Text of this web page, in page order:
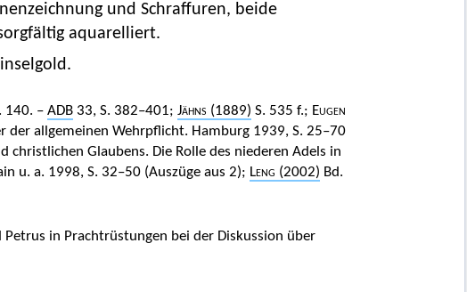
und Schraffuren, beide
aquarelliert.
140. – ADB33, S. 382–401; Jähns (1889) S. 535 f.; Eugen
der allgemeinen Wehrpflicht. Hamburg 1939, S. 25–70
christlichen Glaubens. Die Rolle des niederen Adels in
u. a. 1998, S. 32–50 (Auszüge aus 2); Leng (2002) Bd.
Petrus in Prachtrüstungen bei der Diskussion über